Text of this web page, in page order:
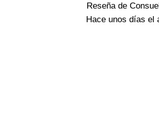
Reseña de
Hace unos días el